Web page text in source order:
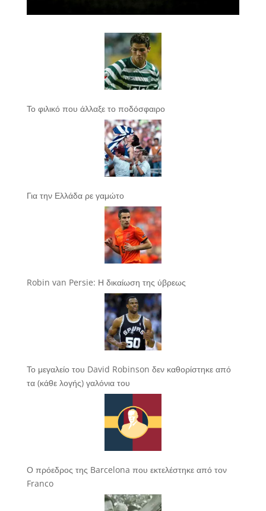
Το φιλικό που άλλαξε το ποδόσφαιρο
Για την Ελλάδα ρε γαμώτο
Robin van Persie: Η δικαίωση της ύβρεως
Το μεγαλείο του David Robinson δεν καθορίστηκε από
τα (κάθε λογής) γαλόνια του
Ο πρόεδρος της Barcelona που εκτελέστηκε από τον
Franco